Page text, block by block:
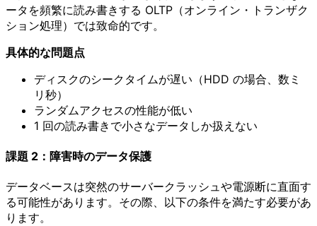
ータを頻繁に読み書きする OLTP（オンライン・トランザク
ション処理）では致命的です。
具体的な問題点
ディスクのシークタイムが遅い（HDD の場合、数ミ
リ秒）
ランダムアクセスの性能が低い
1 回の読み書きで小さなデータしか扱えない
課題 2：障害時のデータ保護
データベースは突然のサーバークラッシュや電源断に直面す
る可能性があります。その際、以下の条件を満たす必要があ
ります。